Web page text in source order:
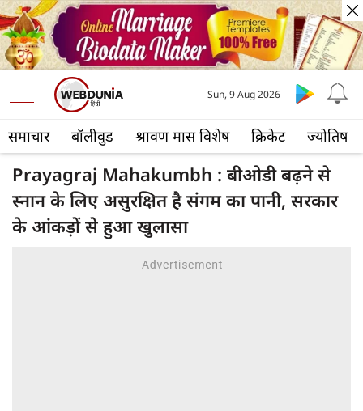
समाचार बॉलीवुड श्रावण मास विशेष क्रिकेट ज्योतिष
Sun, 9 Aug 2026
Prayagraj Mahakumbh : बीओडी बढ़ने से
स्नान के लिए असुरक्षित है संगम का पानी, सरकार
के आंकड़ों से हुआ खुलासा